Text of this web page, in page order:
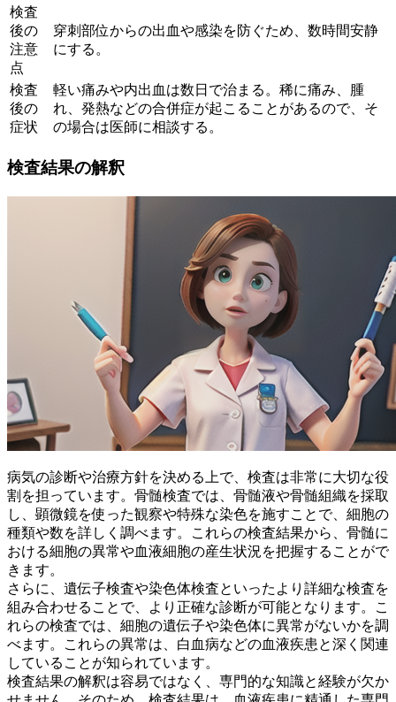
検査
後の
注意
点
穿刺部位からの出血や感染を防ぐため、数時間安静
にする。
検査
後の
症状
軽い痛みや内出血は数日で治まる。稀に痛み、腫
れ、発熱などの合併症が起こることがあるので、そ
の場合は医師に相談する。
検査結果の解釈
病気の診断や治療方針を決める上で、検査は非常に大切な役
割を担っています。骨髄検査では、骨髄液や骨髄組織を採取
し、顕微鏡を使った観察や特殊な染色を施すことで、細胞の
種類や数を詳しく調べます。これらの検査結果から、 骨髄に
おける細胞の異常や血液細胞の産生状況を把握することがで
きます。
さらに、遺伝子検査や染色体検査といったより詳細な検査を
組み合わせることで、より正確な診断が可能となります。こ
れらの検査では、 細胞の遺伝子や染色体に異常がないかを調
べます。これらの異常は、白血病などの血液疾患と深く関連
していることが知られています。
検査結果の解釈は容易ではなく、専門的な知識と経験が欠か